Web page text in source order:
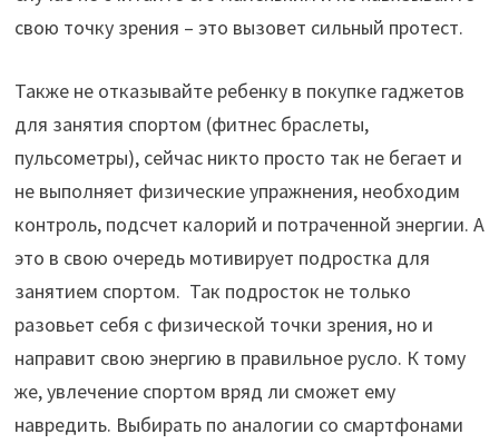
свою точку зрения – это вызовет сильный протест.
Также не отказывайте ребенку в покупке гаджетов
для занятия спортом (фитнес браслеты,
пульсометры), сейчас никто просто так не бегает и
не выполняет физические упражнения, необходим
контроль, подсчет калорий и потраченной энергии. А
это в свою очередь мотивирует подростка для
занятием спортом. Так подросток не только
разовьет себя с физической точки зрения, но и
направит свою энергию в правильное русло. К тому
же, увлечение спортом вряд ли сможет ему
навредить. Выбирать по аналогии со смартфонами